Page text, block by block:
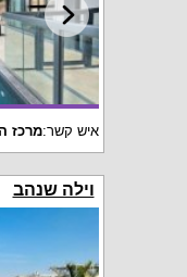
איש קשר:מרכז
וילה שנהב